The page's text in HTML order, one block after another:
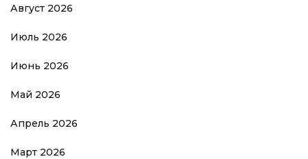
Август 2026
Июль 2026
Июнь 2026
Май 2026
Апрель 2026
Март 2026